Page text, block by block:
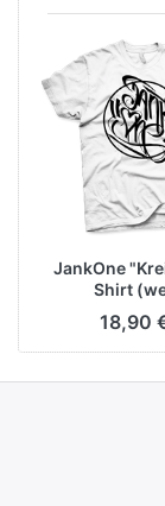
JankOne
Shirt
18,90